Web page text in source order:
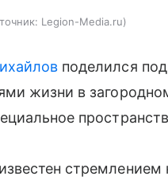
Legion-Media.ru
поделился
жизни в